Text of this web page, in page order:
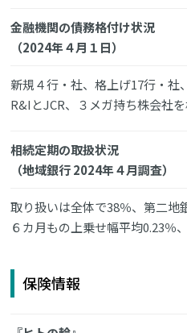
金融機関の債務格付け状況
（2024年４月１日）
新規４行・社、格上げ17行・社
R&IとJCR、３メガ持ち株会社
相続定期の取扱状況
（地域銀行 2024年４月調査）
取り扱いは全体で38％、第二地
６カ月もの上乗せ幅平均0.23％
保険情報